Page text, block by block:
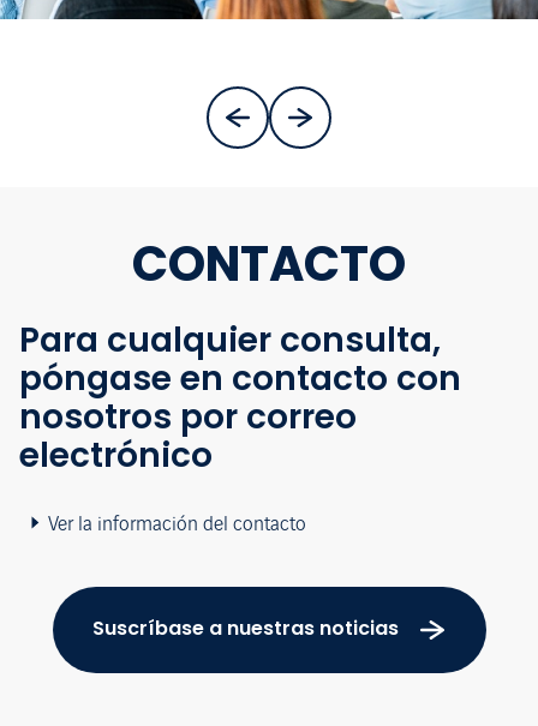
CONTACTO
Para cualquier consulta,
póngase en contacto con
nosotros por correo
electrónico
Ver la información del contacto
Suscríbase a nuestras noticias